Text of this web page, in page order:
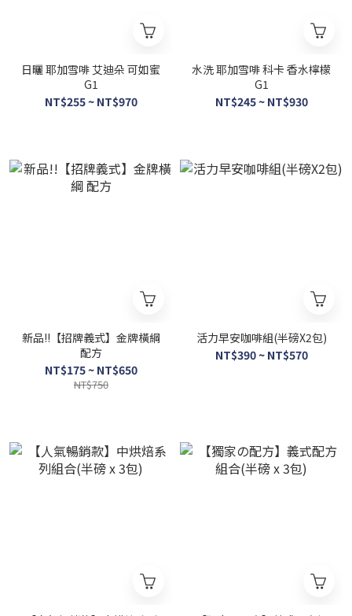
日曬 耶加雪啡 艾迪朵 可如蜜
G1
NT$255 ~ NT$970
水洗 耶加雪啡 科卡 香水檸檬
G1
NT$245 ~ NT$930
新品!!【招牌義式】金牌橫綱
配方
NT$175 ~ NT$650
NT$750
活力早安咖啡組(半磅X2包)
NT$390 ~ NT$570